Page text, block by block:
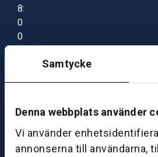
Samtycke
Denna webbplats använder
Vi använder
annonserna till användarna,
8:
0
0
0